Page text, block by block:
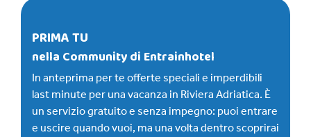
PRIMA TU
nella Community di Entrainhotel
In anteprima per te offerte speciali e imperdibili
last minute per una vacanza in Riviera Adriatica. È
un servizio gratuito e senza impegno: puoi entrare
e uscire quando vuoi, ma una volta dentro scoprirai